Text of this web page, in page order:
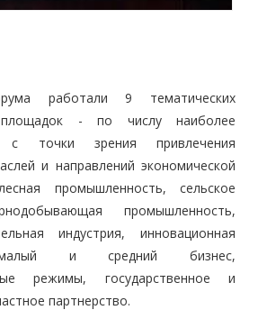
работали 9 тематических
площадок - по числу наиболее
с точки зрения привлечения
и направлений экономической
промышленность, сельское
промышленность,
индустрия, инновационная
и средний бизнес,
режимы, государственное и
партнерство.